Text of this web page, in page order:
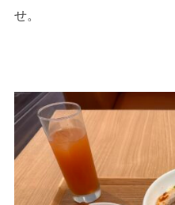
せ。